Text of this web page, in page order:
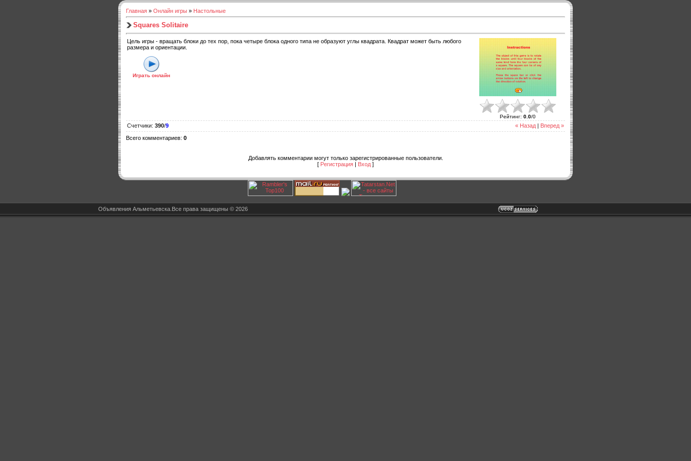
Главная » Онлайн игры » Настольные
Squares Solitaire
Цель игры - вращать блоки до тех пор, пока четыре блока одного типа не образуют углы квадрата. Квадрат может быть любого
размера и ориентации.
Играть онлайн
Рейтинг: 0.0/0
« Назад Вперед »
Счетчики: 390/9
Всего комментариев: 0
Добавлять комментарии могут только зарегистрированные пользователи.
[ Регистрация Вход ]
Объявления Альметьевска.Все права защищены © 2026